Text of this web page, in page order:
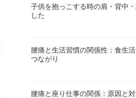
子供を抱っこする時の肩・背中
した
腰痛と生活習慣の関係性：食生
つながり
腰痛と座り仕事の関係：原因と